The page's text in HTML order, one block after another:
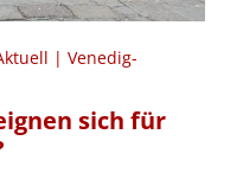
| Venedig-
sich für